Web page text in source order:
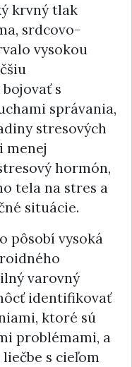
krvný tlak
srdcovo-
vysokou
s
správania,
stresových
menej
hormón,
tela na stres a
situácie.
pôsobí vysoká
varovný
identifikovať
ktoré sú
problémami, a
s cieľom